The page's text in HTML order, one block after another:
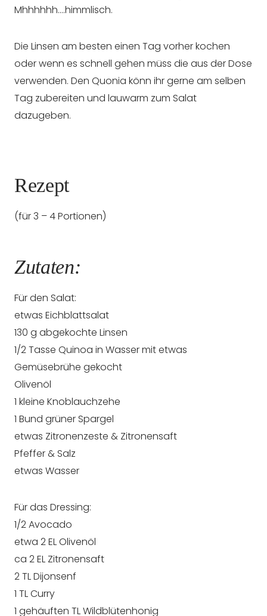
Mhhhhhh….himmlisch.
Die Linsen am besten einen Tag vorher kochen
oder wenn es schnell gehen müss die aus der Dose
verwenden. Den Quonia könn ihr gerne am selben
Tag zubereiten und lauwarm zum Salat
dazugeben.
Rezept
(für 3 – 4 Portionen)
Zutaten:
Für den Salat:
etwas Eichblattsalat
130 g abgekochte Linsen
1/2 Tasse Quinoa in Wasser mit etwas
Gemüsebrühe gekocht
Olivenöl
1 kleine Knoblauchzehe
1 Bund grüner Spargel
etwas Zitronenzeste & Zitronensaft
Pfeffer & Salz
etwas Wasser
Für das Dressing:
1/2 Avocado
etwa 2 EL Olivenöl
ca 2 EL Zitronensaft
2 TL Dijonsenf
1 TL Curry
1 gehäuften TL Wildblütenhonig